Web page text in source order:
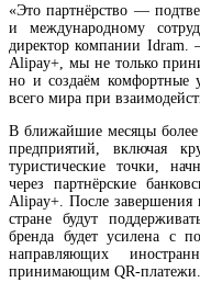
"Электрические сети Армении"
«Это партнёрство —
и международному
директор компании
Alipay+, мы не только
но и создаём комфортные
всего мира при
В ближайшие месяцы
предприятий, включая
туристические точки,
через партнёрские
Alipay+. После завершения
стране будут
бренда будет усилена с
направляющих
принимающим QR-платежи.